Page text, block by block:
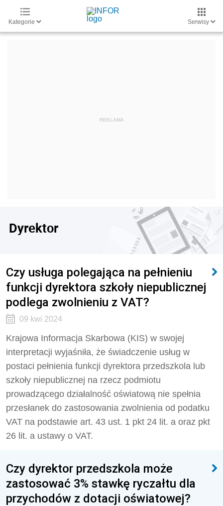
Kategorie Serwisy
Dyrektor
Czy usługa polegająca na pełnieniu
funkcji dyrektora szkoły niepublicznej
podlega zwolnieniu z VAT?
09 kwi 2024
Krajowa Informacja Skarbowa (KIS) w swojej
interpretacji wyjaśniła, że świadczenie usług w
postaci pełnienia funkcji dyrektora przedszkola lub
szkoły niepublicznej na rzecz podmiotu
prowadzącego działalność oświatową nie spełnia
przesłanek do zastosowania zwolnienia od podatku
VAT na podstawie art. 43 ust. 1 pkt 24 lit. a oraz pkt
26 lit. a ustawy o VAT.
Czy dyrektor przedszkola może
zastosować 3% stawkę ryczałtu dla
przychodów z dotacji oświatowej?